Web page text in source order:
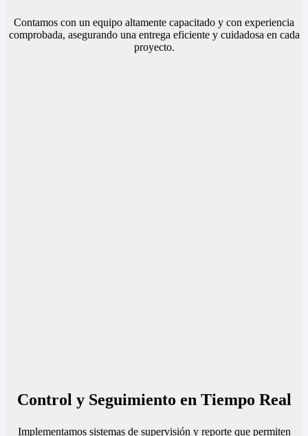
Contamos con un equipo altamente capacitado y con experiencia
comprobada, asegurando una entrega eficiente y cuidadosa en cada
proyecto.
Control y Seguimiento en Tiempo Real
Implementamos sistemas de supervisión y reporte que permiten